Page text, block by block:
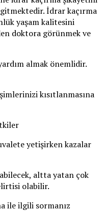
İdrar kaçırma
yaşam kalitesini
doktora görünmek ve
almak önemlidir.
kısıtlanmasına
yetişirken kazalar
altta yatan çok
olabilir.
ile ilgili sormanız